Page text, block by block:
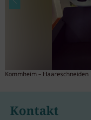
Kommheim –
Kontakt